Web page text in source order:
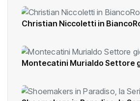
Christian Niccoletti in
Montecatini Murialdo Settore